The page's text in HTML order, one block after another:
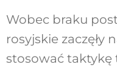
Wobec braku
rosyjskie zaczęły
stosować taktykę